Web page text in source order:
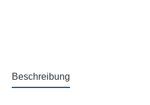
Beschreibung